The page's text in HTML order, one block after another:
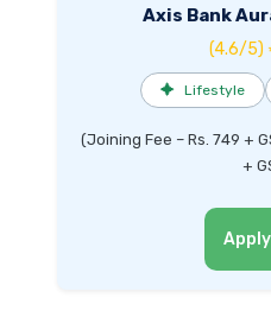
Axis Bank
(4.6/5)
✦ Lifestyle
(Joining Fee – Rs. 749 +
+